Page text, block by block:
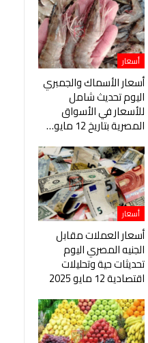
أسعار
أسعار الأسماك والجمبري
اليوم تحديث شامل
للأسعار في الأسواق
المصرية بتاريخ 12 مايو…
أسعار
أسعار العملات مقابل
الجنيه المصري اليوم
تحديثات حية وتحليلات
اقتصادية 12 مايو 2025